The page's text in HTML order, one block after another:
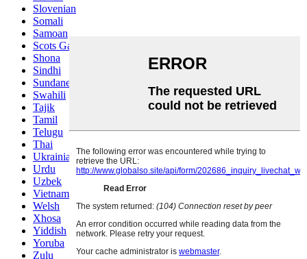
Slovenian
Somali
Samoan
Scots Gaelic
Shona
Sindhi
Sundanese
Swahili
Tajik
Tamil
Telugu
Thai
Ukrainian
Urdu
Uzbek
Vietnamese
Welsh
Xhosa
Yiddish
Yoruba
Zulu